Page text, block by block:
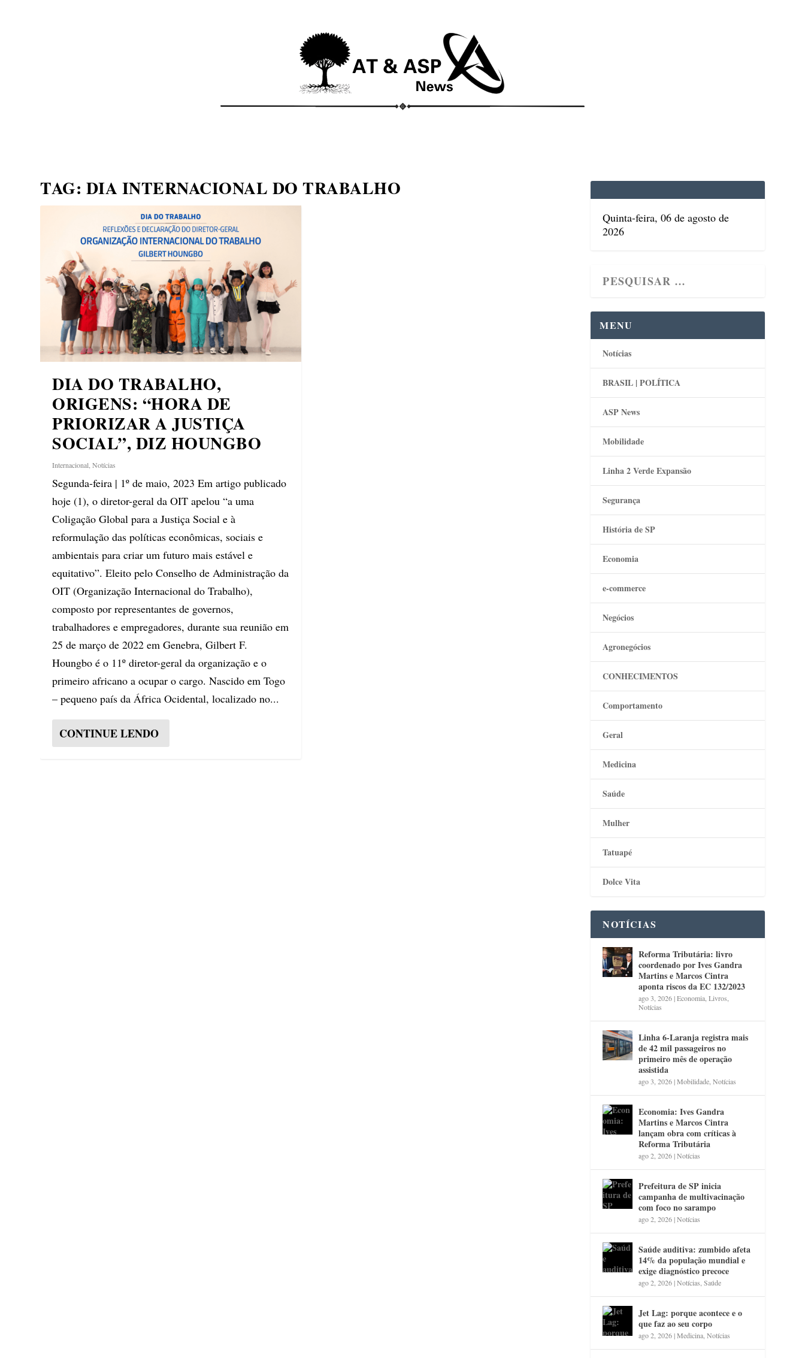
TAG: DIA INTERNACIONAL DO TRABALHO
DIA DO TRABALHO,
ORIGENS: “HORA DE
PRIORIZAR A JUSTIÇA
SOCIAL”, DIZ HOUNGBO
Internacional ,Notícias
Segunda-feira | 1º de maio, 2023 Em artigo publicado
hoje (1), o diretor-geral da OIT apelou “a uma
Coligação Global para a Justiça Social e à
reformulação das políticas econômicas, sociais e
ambientais para criar um futuro mais estável e
equitativo”. Eleito pelo Conselho de Administração da
OIT (Organização Internacional do Trabalho),
composto por representantes de governos,
trabalhadores e empregadores, durante sua reunião em
25 de março de 2022 em Genebra, Gilbert F.
Houngbo é o 11º diretor-geral da organização e o
primeiro africano a ocupar o cargo. Nascido em Togo
– pequeno país da África Ocidental, localizado no...
CONTINUE LENDO
Quinta-feira, 06 de agosto de
2026
MENU
Notícias
BRASIL | POLÍTICA
ASP News
Mobilidade
Linha 2 Verde Expansão
Segurança
História de SP
Economia
e-commerce
Negócios
Agronegócios
CONHECIMENTOS
Comportamento
Geral
Medicina
Saúde
Mulher
Tatuapé
Dolce Vita
NOTÍCIAS
Reforma Tributária: livro
coordenado por Ives Gandra
Martins e Marcos Cintra
aponta riscos da EC 132/2023
ago 3, 2026|Economia ,Livros
Notícias
Linha 6-Laranja registra mais
de 42 mil passageiros no
primeiro mês de operação
assistida
ago 3, 2026|Mobilidade ,Notícias
Economia: Ives Gandra
Martins e Marcos Cintra
lançam obra com críticas à
Reforma Tributária
ago 2, 2026|Notícias
Prefeitura de SP inicia
campanha de multivacinação
com foco no sarampo
ago 2, 2026|Notícias
Saúde auditiva: zumbido afeta
14% da população mundial e
exige diagnóstico precoce
ago 2, 2026|Notícias ,Saúde
Jet Lag: porque acontece e o
que faz ao seu corpo
ago 2, 2026|Medicina ,Notícias